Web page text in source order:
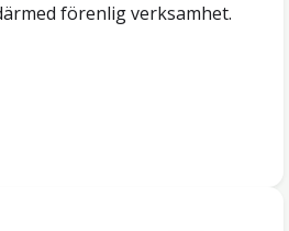
förenlig verksamhet.